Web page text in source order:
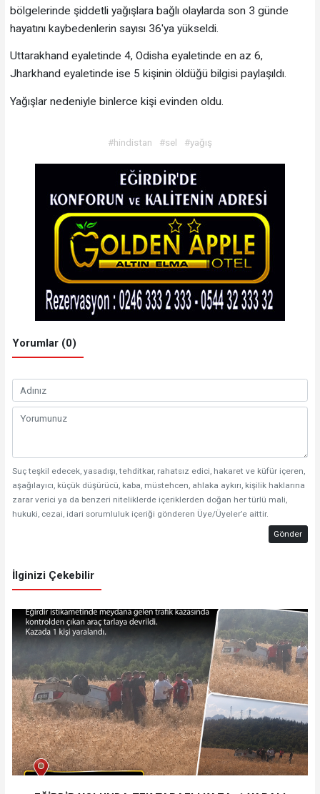
bölgelerinde şiddetli yağışlara bağlı olaylarda son 3 günde
hayatını kaybedenlerin sayısı 36'ya yükseldi.
Uttarakhand eyaletinde 4, Odisha eyaletinde en az 6,
Jharkhand eyaletinde ise 5 kişinin öldüğü bilgisi paylaşıldı.
Yağışlar nedeniyle binlerce kişi evinden oldu.
#hindistan #sel #yağış
Yorumlar (0)
Suç teşkil edecek, yasadışı, tehditkar, rahatsız edici, hakaret ve küfür içeren,
aşağılayıcı, küçük düşürücü, kaba, müstehcen, ahlaka aykırı, kişilik haklarına
zarar verici ya da benzeri niteliklerde içeriklerden doğan her türlü mali,
hukuki, cezai, idari sorumluluk içeriği gönderen Üye/Üyeler’e aittir.
Gönder
İlginizi Çekebilir